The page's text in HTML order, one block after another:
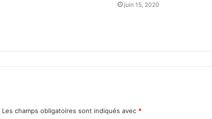
juin 15, 2020
Les champs obligatoires sont indiqués avec *